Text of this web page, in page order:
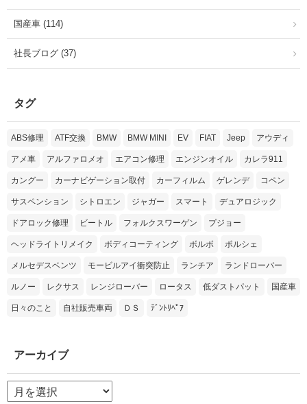
国産車 (114)
社長ブログ (37)
タグ
ABS修理 ATF交換 BMW BMW MINI EV FIAT Jeep アウディ
アメ車 アルファロメオ エアコン修理 エンジンオイル カレラ911
カングー カーナビゲーション取付 カーフィルム ゲレンデ コペン
サスペンション シトロエン ジャガー スマート デュアロジック
ドアロック修理 ビートル フォルクスワーゲン プジョー
ヘッドライトリメイク ボディコーティング ボルボ ポルシェ
メルセデスベンツ モービルアイ衝突防止 ランチア ランドローバー
ルノー レクサス レンジローバー ロータス 低ダストパット 国産車
日々のこと 自社販売車両 ＤＳ ﾃﾞﾝﾄﾘﾍﾟｱ
アーカイブ
ア
ー